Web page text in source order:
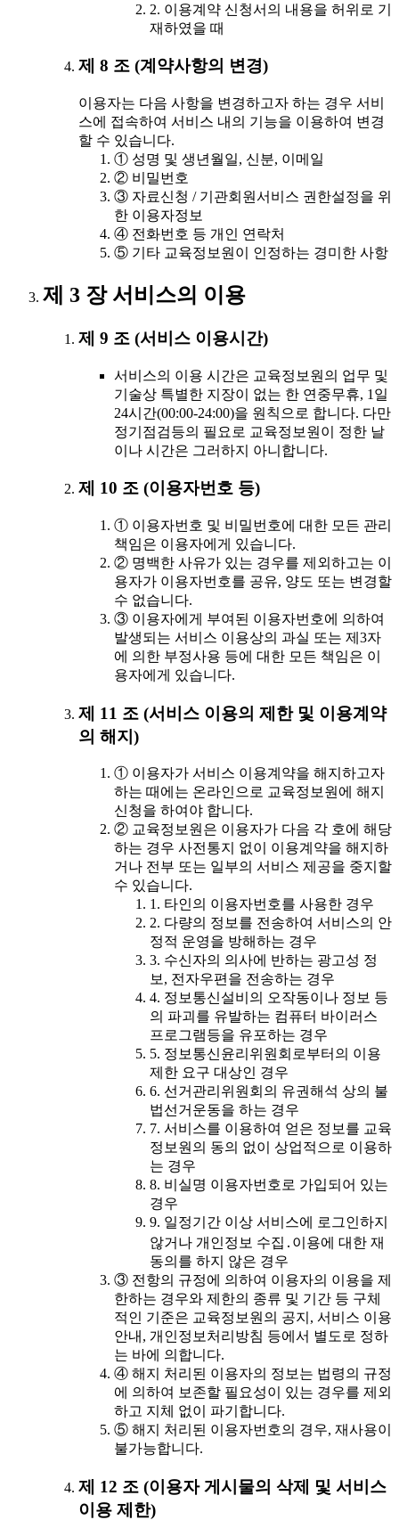
2. 이용계약 신청서의 내용을 허위로 기
재하였을 때
제 8 조 (계약사항의 변경)
이용자는 다음 사항을 변경하고자 하는 경우 서비
스에 접속하여 서비스 내의 기능을 이용하여 변경
할 수 있습니다.
① 성명 및 생년월일, 신분, 이메일
② 비밀번호
③ 자료신청 / 기관회원서비스 권한설정을 위
한 이용자정보
④ 전화번호 등 개인 연락처
⑤ 기타 교육정보원이 인정하는 경미한 사항
제 3 장 서비스의 이용
제 9 조 (서비스 이용시간)
서비스의 이용 시간은 교육정보원의 업무 및
기술상 특별한 지장이 없는 한 연중무휴, 1일
24시간(00:00-24:00)을 원칙으로 합니다. 다만
정기점검등의 필요로 교육정보원이 정한 날
이나 시간은 그러하지 아니합니다.
제 10 조 (이용자번호 등)
① 이용자번호 및 비밀번호에 대한 모든 관리
책임은 이용자에게 있습니다.
② 명백한 사유가 있는 경우를 제외하고는 이
용자가 이용자번호를 공유, 양도 또는 변경할
수 없습니다.
③ 이용자에게 부여된 이용자번호에 의하여
발생되는 서비스 이용상의 과실 또는 제3자
에 의한 부정사용 등에 대한 모든 책임은 이
용자에게 있습니다.
제 11 조 (서비스 이용의 제한 및 이용계약
의 해지)
① 이용자가 서비스 이용계약을 해지하고자
하는 때에는 온라인으로 교육정보원에 해지
신청을 하여야 합니다.
② 교육정보원은 이용자가 다음 각 호에 해당
하는 경우 사전통지 없이 이용계약을 해지하
거나 전부 또는 일부의 서비스 제공을 중지할
수 있습니다.
1. 타인의 이용자번호를 사용한 경우
2. 다량의 정보를 전송하여 서비스의 안
정적 운영을 방해하는 경우
3. 수신자의 의사에 반하는 광고성 정
보, 전자우편을 전송하는 경우
4. 정보통신설비의 오작동이나 정보 등
의 파괴를 유발하는 컴퓨터 바이러스
프로그램등을 유포하는 경우
5. 정보통신윤리위원회로부터의 이용
제한 요구 대상인 경우
6. 선거관리위원회의 유권해석 상의 불
법선거운동을 하는 경우
7. 서비스를 이용하여 얻은 정보를 교육
정보원의 동의 없이 상업적으로 이용하
는 경우
8. 비실명 이용자번호로 가입되어 있는
경우
9. 일정기간 이상 서비스에 로그인하지
않거나 개인정보 수집․이용에 대한 재
동의를 하지 않은 경우
③ 전항의 규정에 의하여 이용자의 이용을 제
한하는 경우와 제한의 종류 및 기간 등 구체
적인 기준은 교육정보원의 공지, 서비스 이용
안내, 개인정보처리방침 등에서 별도로 정하
는 바에 의합니다.
④ 해지 처리된 이용자의 정보는 법령의 규정
에 의하여 보존할 필요성이 있는 경우를 제외
하고 지체 없이 파기합니다.
⑤ 해지 처리된 이용자번호의 경우, 재사용이
불가능합니다.
제 12 조 (이용자 게시물의 삭제 및 서비스
이용 제한)